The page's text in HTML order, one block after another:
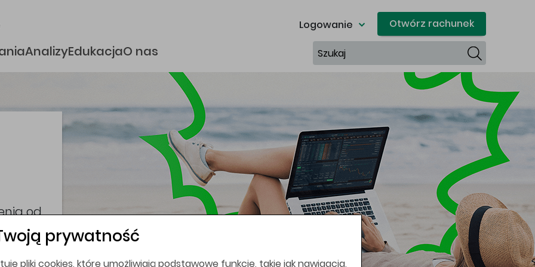
Logowanie Otwórz rachunek
AnalizyEdukacjaO nas Szukaj
prywatność
pliki cookies, które umożliwiają podstawowe funkcje, takie jak nawigacja,